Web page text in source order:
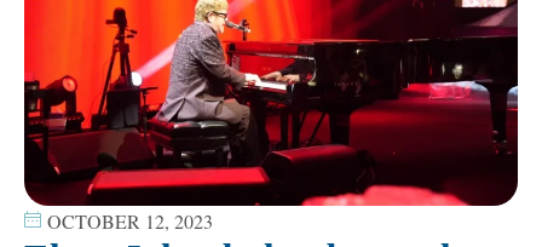
OCTOBER 12, 2023